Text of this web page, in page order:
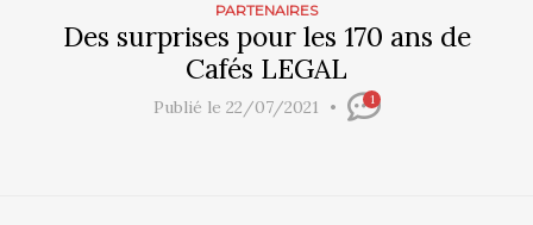
PARTENAIRES
Des surprises pour les 170 ans de
Cafés LEGAL
Publié le 22/07/2021 1